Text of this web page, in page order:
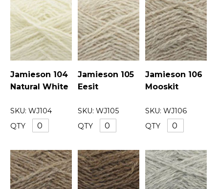
Jamieson 104
Natural White
SKU: WJ104
QTY
Jamieson 105
Eesit
SKU: WJ105
QTY
Jamieson 106
Mooskit
SKU: WJ106
QTY